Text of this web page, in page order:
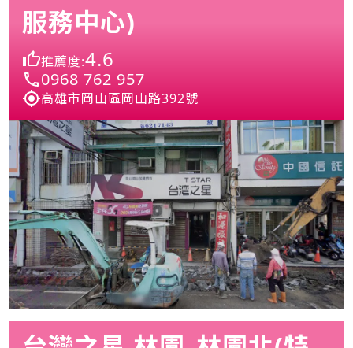
服務中心)
推薦度:4.6
0968 762 957
高雄市岡山區岡山路392號